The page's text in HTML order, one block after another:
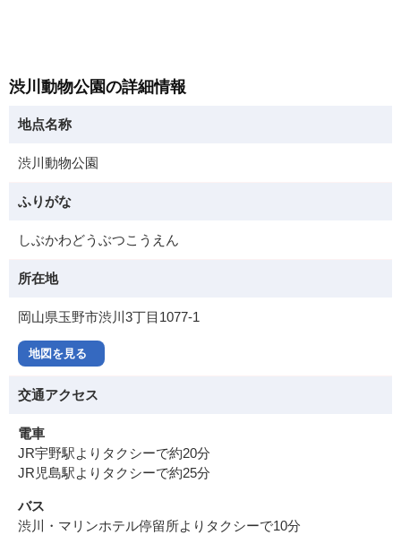
渋川動物公園の詳細情報
地点名称
渋川動物公園
ふりがな
しぶかわどうぶつこうえん
所在地
岡山県玉野市渋川3丁目1077-1
地図を見る
交通アクセス
電車
JR宇野駅よりタクシーで約20分
JR児島駅よりタクシーで約25分
バス
渋川・マリンホテル停留所よりタクシーで10分